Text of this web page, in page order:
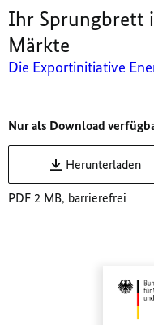
Ihr Sprungbrett
Märkte
Die Exportinitiative
Nur als Download
Herunterladen
PDF 2 MB, barrierefrei